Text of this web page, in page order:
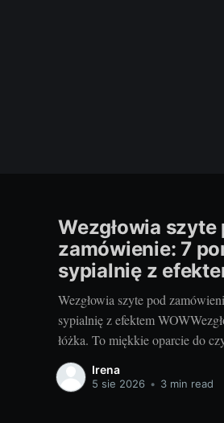
Wezgłowia szyte
zamówienie: 7
sypialnię z
Wezgłowia szyte pod
sypialnię z efektem
łóżka. To miękkie oparcie do
akustyczna i najprostszy sposób
charakteru. Projektując je na
Irena
5 sie 2026 • 3 min read